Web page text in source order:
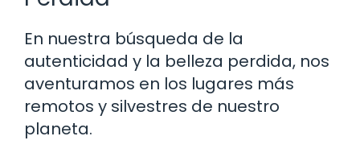
En nuestra búsqueda de la
autenticidad y la belleza perdida, nos
aventuramos en los lugares más
remotos y silvestres de nuestro
planeta.